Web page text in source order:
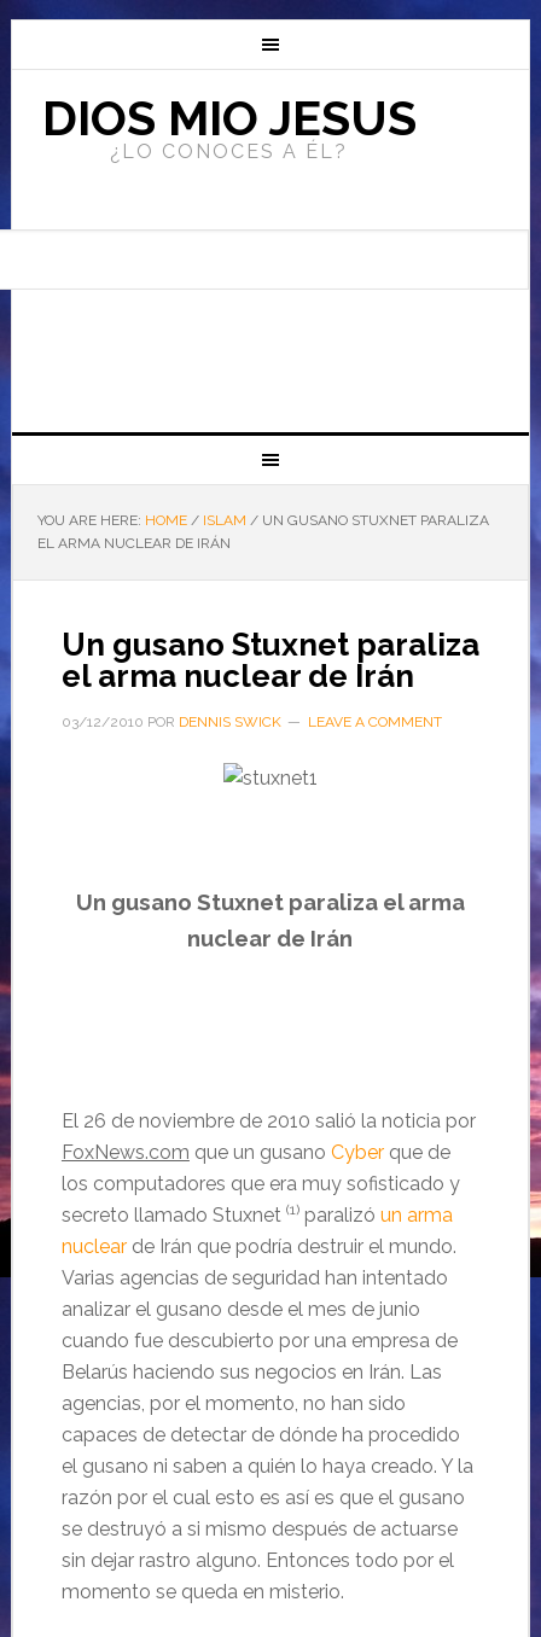
DIOS MIO JESUS
¿LO CONOCES A ÉL?
YOU ARE HERE: HOME / ISLAM /UN GUSANO STUXNET PARALIZA
EL ARMA NUCLEAR DE IRÁN
Un gusano Stuxnet paraliza
el arma nuclear de Irán
03/12/2010 POR DENNIS SWICK LEAVE A COMMENT
Un gusano Stuxnet paraliza el arma
nuclear de Irán
El 26 de noviembre de 2010 salió la noticia por
FoxNews.com que un gusano Cyberque de
los computadores que era muy sofisticado y
secreto llamado Stuxnet (1)paralizó un arma
nuclear de Irán que podría destruir el mundo.
Varias agencias de seguridad han intentado
analizar el gusano desde el mes de junio
cuando fue descubierto por una empresa de
Belarús haciendo sus negocios en Irán. Las
agencias, por el momento, no han sido
capaces de detectar de dónde ha procedido
el gusano ni saben a quién lo haya creado. Y la
razón por el cual esto es así es que el gusano
se destruyó a si mismo después de actuarse
sin dejar rastro alguno. Entonces todo por el
momento se queda en misterio.